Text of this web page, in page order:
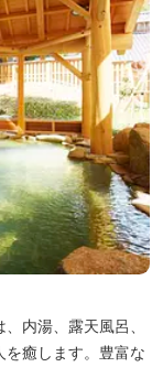
内湯、露天風呂、
癒します。豊富な